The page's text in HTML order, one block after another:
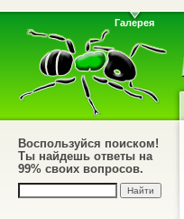
Галерея
Воспользуйся поиском!
Ты найдешь ответы на
99% своих вопросов.